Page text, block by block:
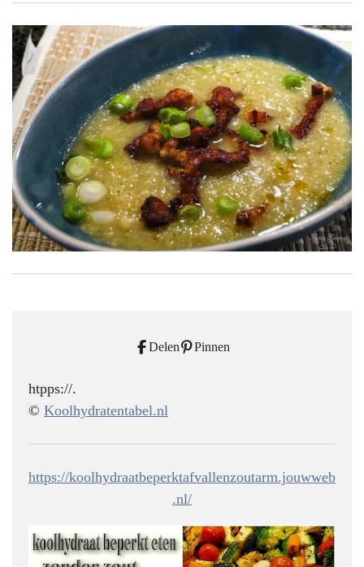
Delen Pinnen
htpps://.
© Koolhydratentabel.nl
https://koolhydraatbeperktafvallenzoutarm.jouwweb
.nl/